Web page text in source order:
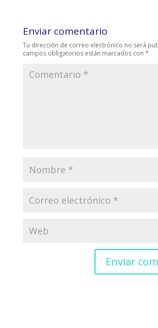
Enviar comentario
Tu dirección de correo electrónico no será
campos obligatorios están marcados con *